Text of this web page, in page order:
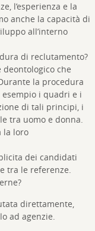
l’esperienza e la
anche la capacità di
all’interno
di reclutamento?
deontologico che
la procedura
i quadri e i
di tali principi, i
tra uomo e donna.
la loro
dei candidati
tra le referenze.
direttamente,
ad agenzie.